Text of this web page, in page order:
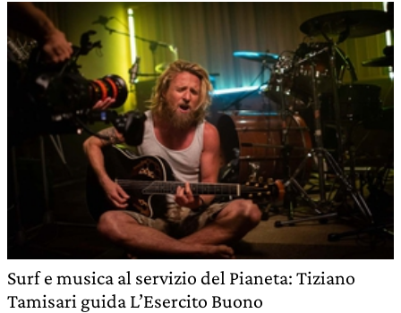
Surf e musica al servizio del Pianeta: Tiziano
Tamisari guida L’Esercito Buono